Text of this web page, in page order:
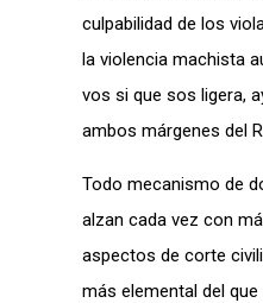
culpabilidad de los
la violencia machista
vos si que sos ligera,
ambos márgenes del
Todo mecanismo de
alzan cada vez con
aspectos de corte
más elemental del